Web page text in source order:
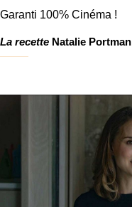
Garanti 100% Cinéma !
La recette Natalie Portman